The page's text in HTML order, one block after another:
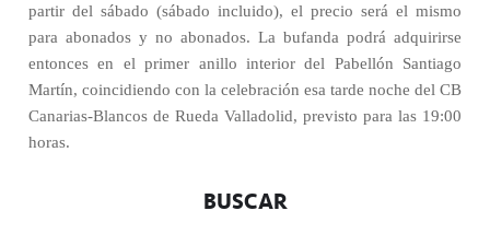
partir del sábado (sábado incluido), el precio será el mismo
para abonados y no abonados. La bufanda podrá adquirirse
entonces en el primer anillo interior del Pabellón Santiago
Martín, coincidiendo con la celebración esa tarde noche del CB
Canarias-Blancos de Rueda Valladolid, previsto para las 19:00
horas.
BUSCAR